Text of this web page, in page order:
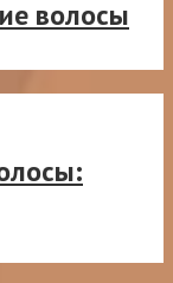
волосы